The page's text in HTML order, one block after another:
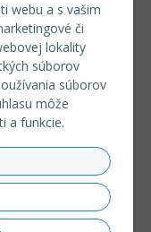
webu a s vašim
či
lokality
súborov
súborov
môže
a funkcie.
zmluvy